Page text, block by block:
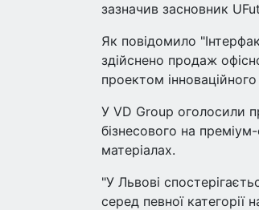
зазначив засновник
Як повідомило
здійснено продаж
проектом
У VD Group оголосили
бізнесового на
матеріалах.
"У Львові
серед певної